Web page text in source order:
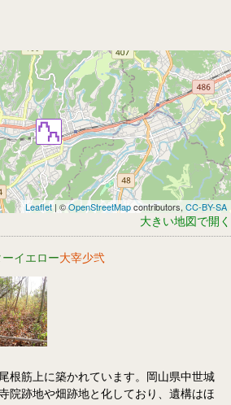
Leaflet | ©OpenStreetMapcontributors, CC-BY-SA
大きい地図で開く
ーイエロー大宰少弐
根筋上に築かれています。岡山県中世城
院跡地や畑跡地と化しており、遺構はほ